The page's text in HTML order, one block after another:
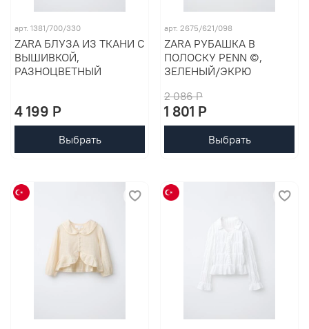
арт. 1381/700/330
ZARA БЛУЗА ИЗ ТКАНИ С
ВЫШИВКОЙ,
РАЗНОЦВЕТНЫЙ
4 199 P
Выбрать
арт. 2675/621/098
ZARA РУБАШКА В
ПОЛОСКУ PENN ©,
ЗЕЛЕНЫЙ/ЭКРЮ
2 086 P
1 801 P
Выбрать